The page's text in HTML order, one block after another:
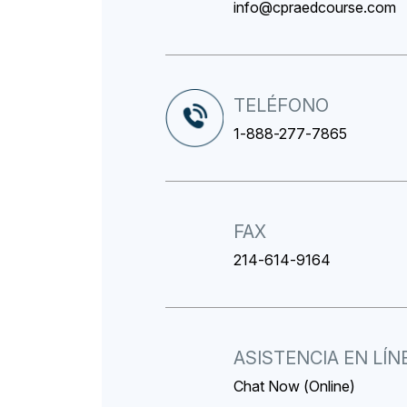
info@cpraedcourse.com
TELÉFONO
1-888-277-7865
FAX
214-614-9164
ASISTENCIA EN
Chat Now (Online)